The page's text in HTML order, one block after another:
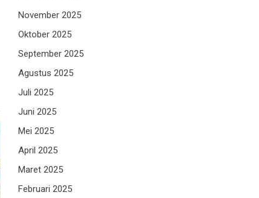
November 2025
Oktober 2025
September 2025
Agustus 2025
Juli 2025
Juni 2025
Mei 2025
April 2025
Maret 2025
Februari 2025